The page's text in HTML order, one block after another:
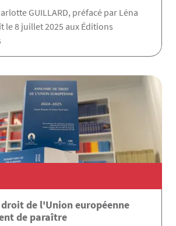
GUILLARD, préfacé par Léna
le 8 juillet 2025 aux Éditions
droit de l'Union européenne
de paraître